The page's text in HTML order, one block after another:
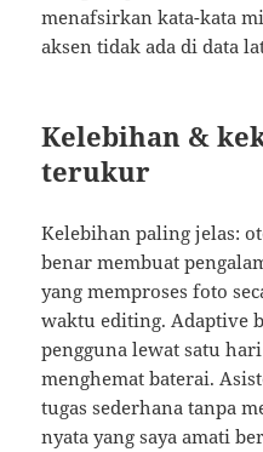
menafsirkan kata-kata
aksen tidak ada di data
Kelebihan &
terukur
Kelebihan paling jelas:
benar membuat
yang memproses foto
waktu editing. Adaptive
pengguna lewat satu
menghemat baterai.
tugas sederhana tanpa
nyata yang saya amati